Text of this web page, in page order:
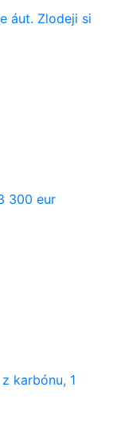
áut. Zlodeji si
300 eur
karbónu, 1